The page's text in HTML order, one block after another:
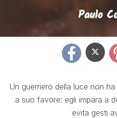
Un guerriero della luce non
a suo favore: egli impara a
evita gesti